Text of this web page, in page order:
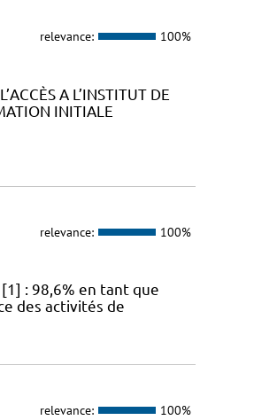
relevance: 100%
A L’INSTITUT DE
INITIALE
relevance: 100%
: 98,6% en tant que
des activités de
relevance: 100%